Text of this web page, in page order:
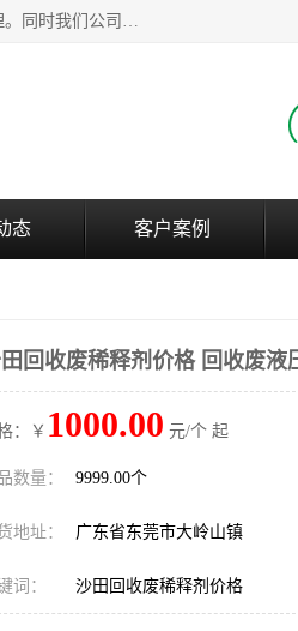
东莞市大岭山莞峰清洗剂经营部提供废旧化工原料的循环使用存放点，执行正规的存放，有正规的回收资质处理。同时我们公司批发零售回收级清洗剂，废液压油、废变压油、废清洗剂、脱模油、再生基础油，质量保证。
态 客户案例
回收废稀释剂价格 回收废液
：￥ 1000.00 元/个 起
数量： 9999.00个
地址： 广东省东莞市大岭山镇
词： 沙田回收废稀释剂价格